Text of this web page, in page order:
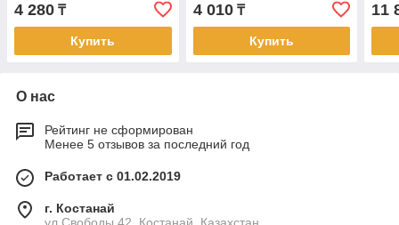
4 280 ₸
Купить
4 010₸
Купить
11
О нас
Рейтинг не сформирован
Менее 5 отзывов за последний год
Работает с 01.02.2019
г. Костанай